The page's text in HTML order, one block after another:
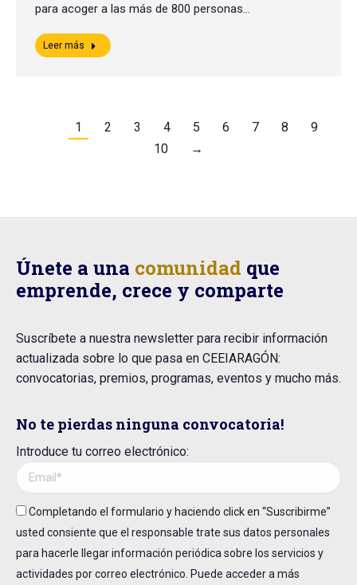
para acoger a las más de 800 personas…
Leer más
1 2 3 4 5 6 7 8
9
10
→
Únete a una comunidad que
emprende, crece y comparte
Suscríbete a nuestra newsletter para recibir información
actualizada sobre lo que pasa en CEEIARAGÓN:
convocatorias, premios, programas, eventos y mucho más.
No te pierdas ninguna convocatoria!
Introduce tu correo electrónico:
Completando el formulario y haciendo click en “Suscribirme”
usted consiente que el responsable trate sus datos personales
para hacerle llegar información periódica sobre los servicios y
actividades por correo electrónico. Puede acceder a más